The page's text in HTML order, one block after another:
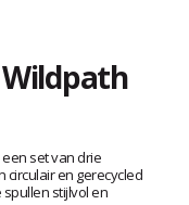
set van drie
en gerecycled
spullen stijlvol en